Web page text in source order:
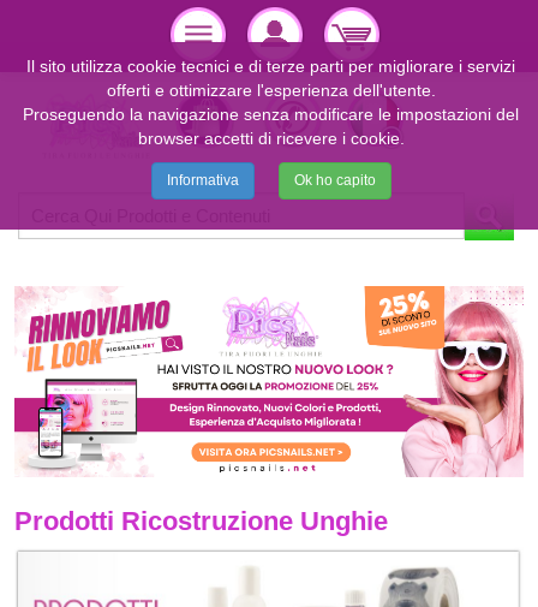
Prodotti Ricostruzione Unghie
Il sito utilizza cookie tecnici e di terze parti per migliorare i servizi
offerti e ottimizzare l'esperienza dell'utente.
Proseguendo la navigazione senza modificare le impostazioni del
browser accetti di ricevere i cookie.
Informativa Ok ho capito